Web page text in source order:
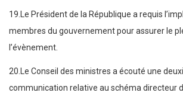
19.Le Président de la République a requis
membres du gouvernement pour assurer le
l’évènement.
20.Le Conseil des ministres a écouté une
communication relative au schéma directeur